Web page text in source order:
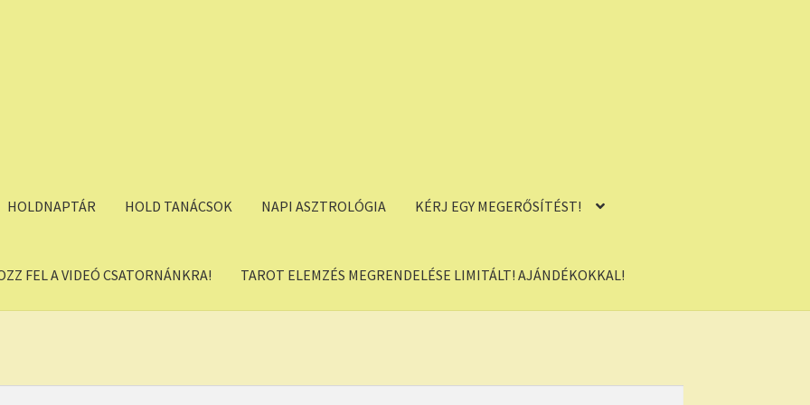
HOLDNAPTÁR HOLD TANÁCSOK NAPI ASZTROLÓGIA KÉRJ EGY MEGERŐSÍTÉST!
FEL A VIDEÓ CSATORNÁNKRA! TAROT ELEMZÉS MEGRENDELÉSE LIMITÁLT! AJÁNDÉKOKKAL!